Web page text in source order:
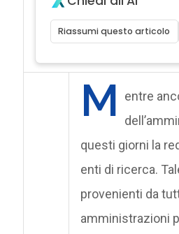
Riassumi questo articolo
M
entre
questi giorni la
enti di ricerca.
provenienti da
amministrazioni